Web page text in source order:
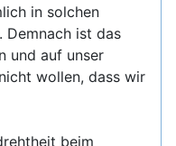
in solchen
Demnach ist das
und auf unser
wollen, dass wir
beim